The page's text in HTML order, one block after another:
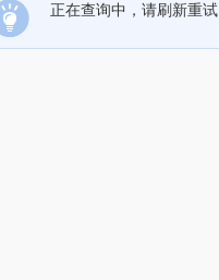
正在查询中，请刷新重试